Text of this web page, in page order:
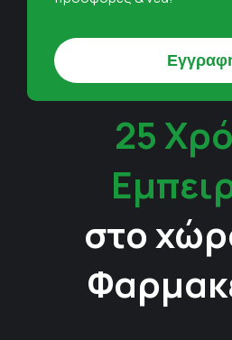
25
στο